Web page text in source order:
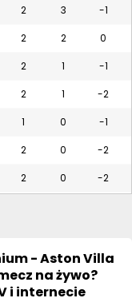
2 3 -1
2 2 0
2 1 -1
2 1 -2
1 0 -1
2 0 -2
2 0 -2
- Aston Villa
na żywo?
i internecie